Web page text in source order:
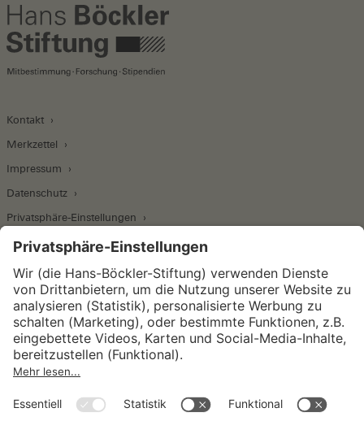
Kontakt
Merkzettel
Impressum
Datenschutz
Privatsphäre-Einstellungen
Wirtschafts- und Sozialwissenschaftliches Institut
Institut für Makroökonomie und
Konjunkturforschung